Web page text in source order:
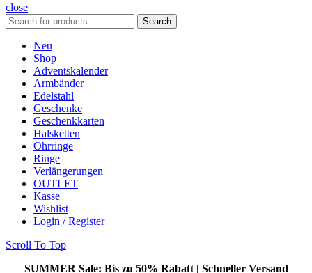
close
Search
Neu
Shop
Adventskalender
Armbänder
Edelstahl
Geschenke
Geschenkkarten
Halsketten
Ohrringe
Ringe
Verlängerungen
OUTLET
Kasse
Wishlist
Login / Register
Scroll To Top
SUMMER Sale: Bis zu 50% Rabatt | Schneller Versand